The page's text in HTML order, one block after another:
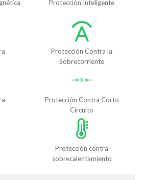
Protección Inteligente
Protección Contra la
Sobrecorriente
Protección Contra Corto
Circuito
Protección contra
sobrecalentamiento